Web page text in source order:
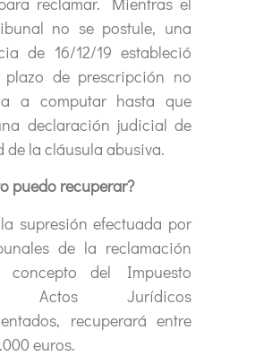
no se postule, una
de 16/12/19 estableció
de prescripción no
a computar hasta que
declaración judicial de
de la cláusula abusiva.
puedo recuperar?
supresión efectuada por
de la reclamación
del Impuesto
Actos Jurídicos
recuperará entre
euros.